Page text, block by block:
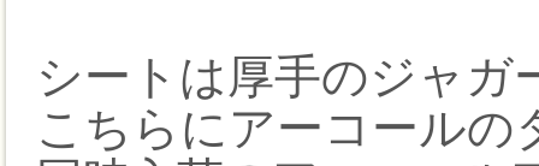
シートは厚手のジャガ
こちらにアーコール